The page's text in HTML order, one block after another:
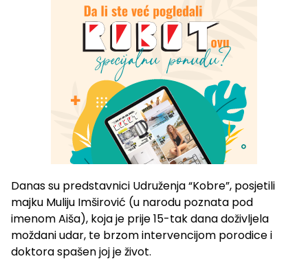
Danas su predstavnici Udruženja “Kobre”, posjetili
majku Muliju Imširović (u narodu poznata pod
imenom Aiša), koja je prije 15-tak dana doživljela
moždani udar, te brzom intervencijom porodice i
doktora spašen joj je život.